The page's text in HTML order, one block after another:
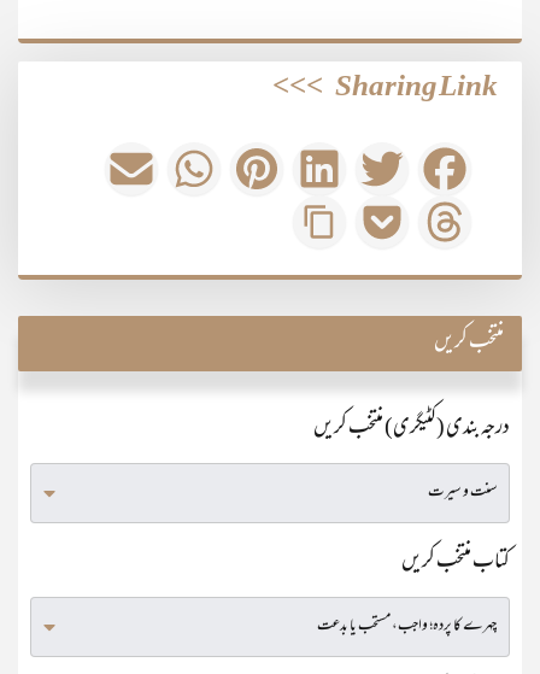
Sharing Link
>>>
منتخب کریں
درجہ بندی (کٹیگری) منتخب کریں
کتاب منتخب کریں